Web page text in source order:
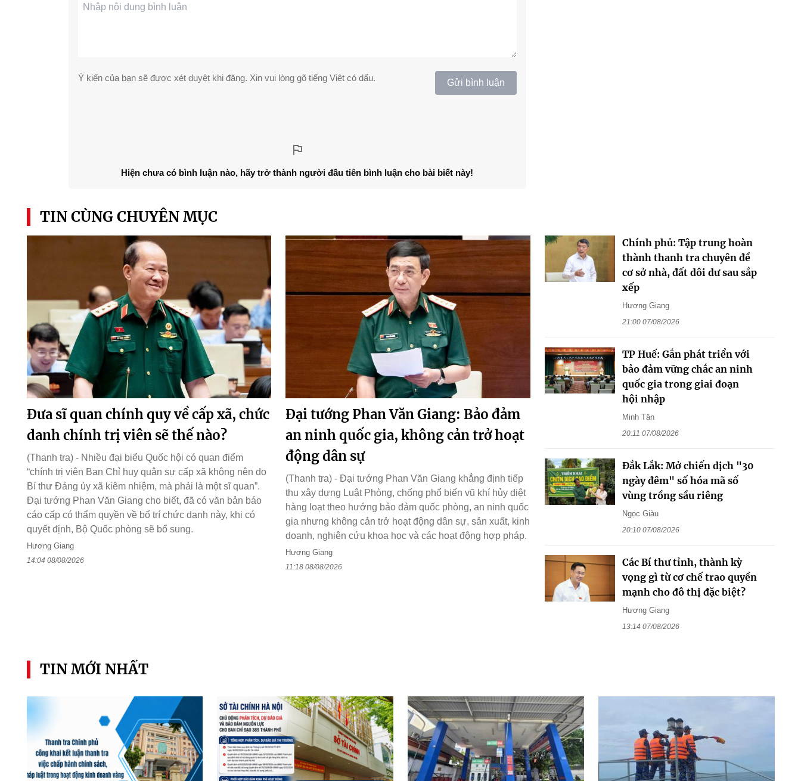
Ý kiến của bạn sẽ được xét duyệt khi đăng. Xin vui lòng gõ tiếng Việt có dấu. Gửi bình luận
Hiện chưa có bình luận nào, hãy trở thành người đầu tiên bình luận cho bài biết này!
TIN CÙNG CHUYÊN MỤC
Đưa sĩ quan chính quy về cấp xã, chức
danh chính trị viên sẽ thế nào?
(Thanh tra) - Nhiều đại biểu Quốc hội có quan điểm
“chính trị viên Ban Chỉ huy quân sự cấp xã không nên do
Bí thư Đảng ủy xã kiêm nhiệm, mà phải là một sĩ quan”.
Đại tướng Phan Văn Giang cho biết, đã có văn bản báo
cáo cấp có thẩm quyền về bố trí chức danh này, khi có
quyết định, Bộ Quốc phòng sẽ bổ sung.
Hương Giang
14:04 08/08/2026
Đại tướng Phan Văn Giang: Bảo đảm
an ninh quốc gia, không cản trở hoạt
động dân sự
(Thanh tra) - Đại tướng Phan Văn Giang khẳng định tiếp
thu xây dựng Luật Phòng, chống phổ biến vũ khí hủy diệt
hàng loạt theo hướng bảo đảm quốc phòng, an ninh quốc
gia nhưng không cản trở hoạt động dân sự, sản xuất, kinh
doanh, nghiên cứu khoa học và các hoạt động hợp pháp.
Hương Giang
11:18 08/08/2026
Chính phủ: Tập trung hoàn
thành thanh tra chuyên đề
cơ sở nhà, đất dôi dư sau sắp
xếp
Hương Giang
21:00 07/08/2026
TP Huế: Gắn phát triển với
bảo đảm vững chắc an ninh
quốc gia trong giai đoạn
hội nhập
Minh Tân
20:11 07/08/2026
Đắk Lắk: Mở chiến dịch "30
ngày đêm" số hóa mã số
vùng trồng sầu riêng
Ngọc Giàu
20:10 07/08/2026
Các Bí thư tỉnh, thành kỳ
vọng gì từ cơ chế trao quyền
mạnh cho đô thị đặc biệt?
Hương Giang
13:14 07/08/2026
TIN MỚI NHẤT